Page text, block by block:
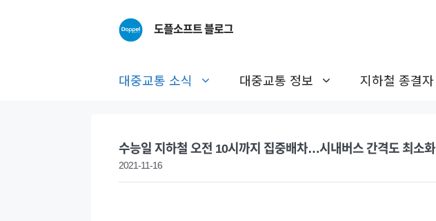
도플소프트 블로그
대중교통 소식 대중교통 정보 지하철 종결자
수능일 지하철 오전 10시까지 집중배차…시내버스 간격도 최소화
2021-11-16